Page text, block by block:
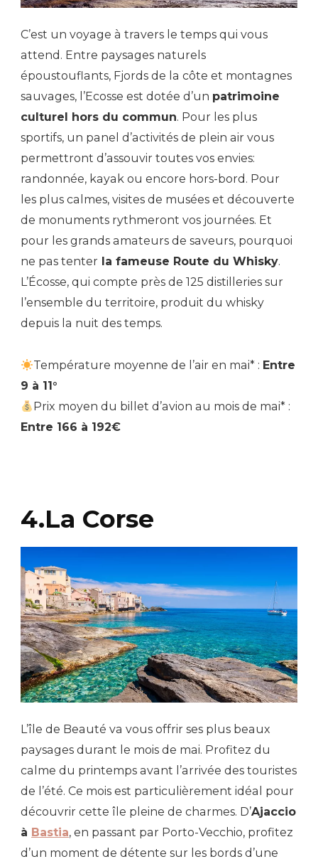
C’est un voyage à travers le temps qui vous
attend. Entre paysages naturels
époustouflants, Fjords de la côte et montagnes
sauvages, l’Ecosse est dotée d’un patrimoine
culturel hors du commun. Pour les plus
sportifs, un panel d’activités de plein air vous
permettront d’assouvir toutes vos envies:
randonnée, kayak ou encore hors-bord. Pour
les plus calmes, visites de musées et découverte
de monuments rythmeront vos journées. Et
pour les grands amateurs de saveurs, pourquoi
ne pas tenter la fameuse Route du Whisky.
L’Écosse, qui compte près de 125 distilleries sur
l’ensemble du territoire, produit du whisky
depuis la nuit des temps.
Température moyenne de l’air en mai* : Entre
9 à 11°
Prix moyen du billet d’avion au mois de mai* :
Entre 166 à 192€
4.La Corse
L’île de Beauté va vous offrir ses plus beaux
paysages durant le mois de mai. Profitez du
calme du printemps avant l’arrivée des touristes
de l’été. Ce mois est particulièrement idéal pour
découvrir cette île pleine de charmes. D’Ajaccio
à Bastia, en passant par Porto-Vecchio, profitez
d’un moment de détente sur les bords d’une